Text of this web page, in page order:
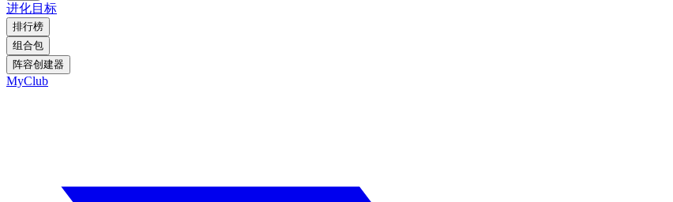
进化目标
排行榜
组合包
阵容创建器
MyClub